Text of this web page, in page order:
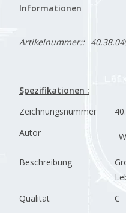
Informationen
Artikelnummer::
Spezifikationen :
Zeichnungsnummer
Autor
Beschreibung
Qualität
C